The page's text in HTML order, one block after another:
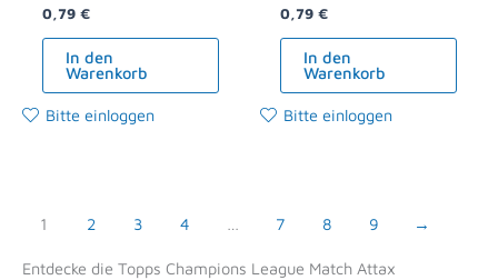
0,79 €
In den
Warenkorb
Bitte einloggen
0,79 €
In den
Warenkorb
Bitte einloggen
1 2 3 4 7 8 9 →
Entdecke die Topps Champions League Match Attax